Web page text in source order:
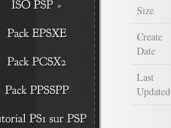
Size
Create
Date
Last
Updated